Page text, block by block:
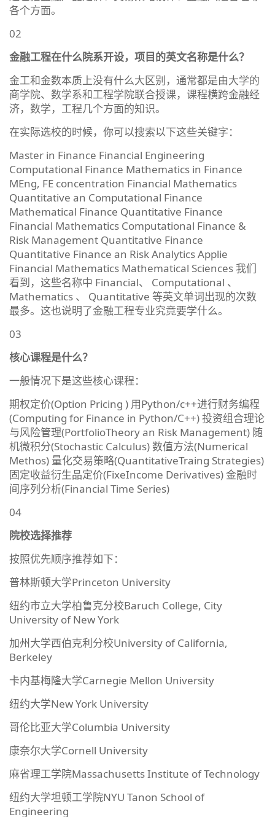
各个方面。
02
金融工程在什么院系开设，项目的英文名称是什么？
金工和金数本质上没有什么大区别，通常都是由大学的
商学院、数学系和工程学院联合授课，课程横跨金融经
济，数学，工程几个方面的知识。
在实际选校的时候，你可以搜索以下这些关键字：
Master in Finance Financial Engineering
Computational Finance Mathematics in Finance
MEng, FE concentration Financial Mathematics
Quantitative an Computational Finance
Mathematical Finance Quantitative Finance
Financial Mathematics Computational Finance &
Risk Management Quantitative Finance
Quantitative Finance an Risk Analytics Applie
Financial Mathematics Mathematical Sciences 我们
看到，这些名称中 Financial、 Computational 、
Mathematics 、 Quantitative 等英文单词出现的次数
最多。这也说明了金融工程专业究竟要学什么。
03
核心课程是什么？
一般情况下是这些核心课程：
期权定价(Option Pricing ) 用Python/c++进行财务编程
(Computing for Finance in Python/C++) 投资组合理论
与风险管理(PortfolioTheory an Risk Management) 随
机微积分(Stochastic Calculus) 数值方法(Numerical
Methos) 量化交易策略(QuantitativeTraing Strategies)
固定收益衍生品定价(FixeIncome Derivatives) 金融时
间序列分析(Financial Time Series)
04
院校选择推荐
按照优先顺序推荐如下：
普林斯顿大学Princeton University
纽约市立大学柏鲁克分校Baruch College, City
University of New York
加州大学西伯克利分校University of California,
Berkeley
卡内基梅隆大学Carnegie Mellon University
纽约大学New York University
哥伦比亚大学Columbia University
康奈尔大学Cornell University
麻省理工学院Massachusetts Institute of Technology
纽约大学坦顿工学院NYU Tanon School of
Engineering